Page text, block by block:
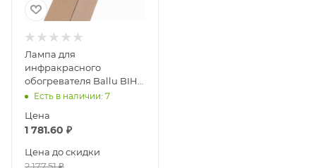
Лампа для
инфракрасного
обогревателя Ballu BIH-
IR-2000
Есть в наличии: 7
Цена
1 781.60 ₽
Цена до скидки
2 177.51₽